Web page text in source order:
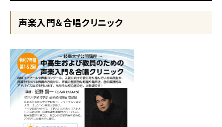
声楽入門＆合唱クリニック